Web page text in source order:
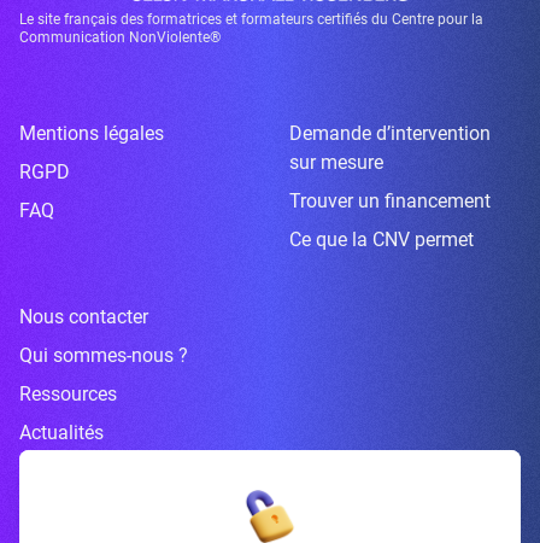
Le site français des formatrices et formateurs certifiés du Centre pour la
Communication NonViolente®
Mentions légales
RGPD
FAQ
Demande d’intervention
sur mesure
Trouver un financement
Ce que la CNV permet
Nous contacter
Qui sommes-nous ?
Ressources
Actualités
Inscrivez-vous à la newsletter